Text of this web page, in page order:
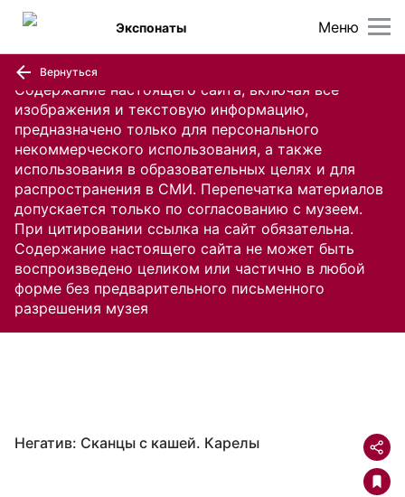
Содержание настоящего сайта, включая все
изображения и текстовую информацию,
предназначено только для персонального
некоммерческого использования, а также
использования в образовательных целях и для
распространения в СМИ. Перепечатка материалов
допускается только по согласованию с музеем.
При цитировании ссылка на сайт обязательна.
Содержание настоящего сайта не может быть
воспроизведено целиком или частично в любой
форме без предварительного письменного
разрешения музея
Меню
Экспонаты
Вернуться
Негатив: Сканцы с кашей. Карелы